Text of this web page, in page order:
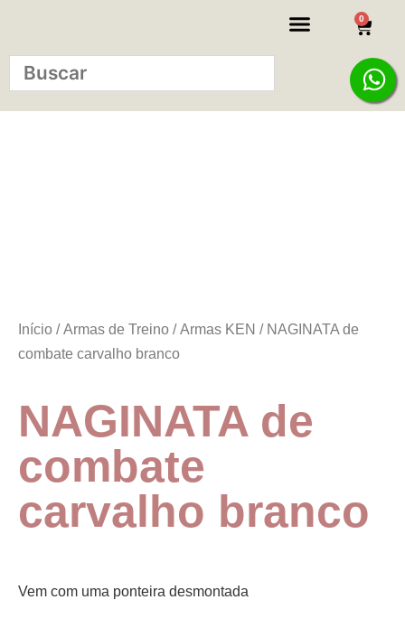
0
Início /Armas de Treino /Armas KEN / NAGINATA de
combate carvalho branco
NAGINATA de
combate
carvalho branco
Vem com uma ponteira desmontada